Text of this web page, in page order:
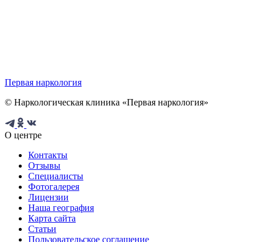
Первая наркология
© Наркологическая клиника «Первая наркология»
О центре
Контакты
Отзывы
Специалисты
Фотогалерея
Лицензии
Наша география
Карта сайта
Статьи
Пользовательское соглашение